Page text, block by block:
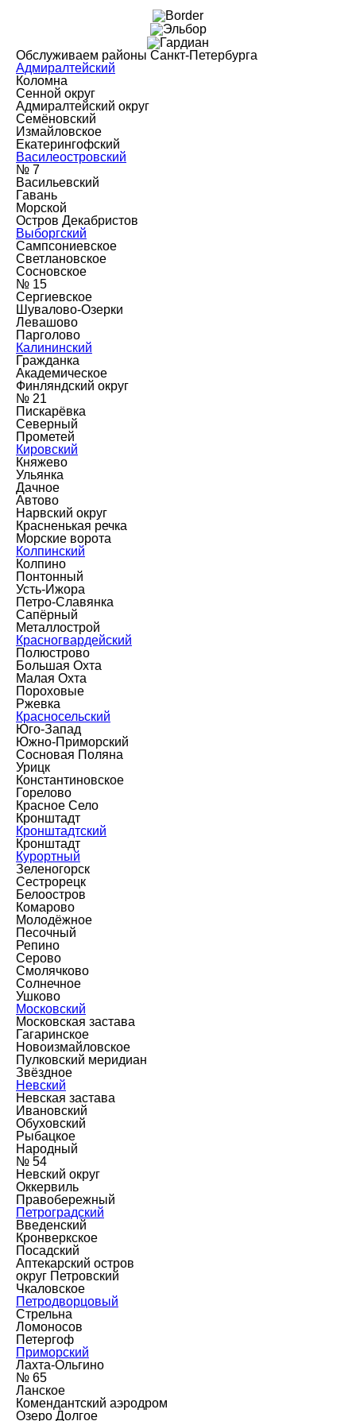
Обслуживаем районы Санкт-Петербурга
Адмиралтейский
Коломна
Сенной округ
Адмиралтейский округ
Семёновский
Измайловское
Екатерингофский
Василеостровский
№ 7
Васильевский
Гавань
Морской
Остров Декабристов
Выборгский
Сампсониевское
Светлановское
Сосновское
№ 15
Сергиевское
Шувалово-Озерки
Левашово
Парголово
Калининский
Гражданка
Академическое
Финляндский округ
№ 21
Пискарёвка
Северный
Прометей
Кировский
Княжево
Ульянка
Дачное
Автово
Нарвский округ
Красненькая речка
Морские ворота
Колпинский
Колпино
Понтонный
Усть-Ижора
Петро-Славянка
Сапёрный
Металлострой
Красногвардейский
Полюстрово
Большая Охта
Малая Охта
Пороховые
Ржевка
Красносельский
Юго-Запад
Южно-Приморский
Сосновая Поляна
Урицк
Константиновское
Горелово
Красное Село
Кронштадт
Кронштадтский
Кронштадт
Курортный
Зеленогорск
Сестрорецк
Белоостров
Комарово
Молодёжное
Песочный
Репино
Серово
Смолячково
Солнечное
Ушково
Московский
Московская застава
Гагаринское
Новоизмайловское
Пулковский меридиан
Звёздное
Невский
Невская застава
Ивановский
Обуховский
Рыбацкое
Народный
№ 54
Невский округ
Оккервиль
Правобережный
Петроградский
Введенский
Кронверкское
Посадский
Аптекарский остров
округ Петровский
Чкаловское
Петродворцовый
Стрельна
Ломоносов
Петергоф
Приморский
Лахта-Ольгино
№ 65
Ланское
Комендантский аэродром
Озеро Долгое